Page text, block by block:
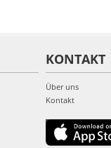
KONTAKT
Über uns
Kontakt